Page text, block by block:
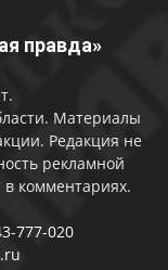
правда»
Материалы
Редакция не
рекламной
комментариях.
777-020